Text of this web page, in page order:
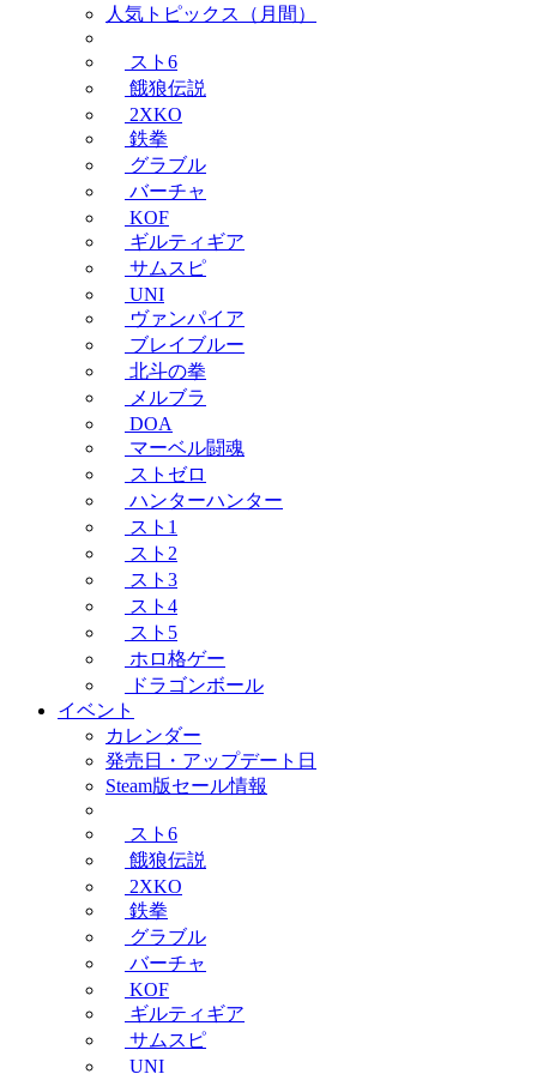
人気トピックス（月間）
スト6
餓狼伝説
2XKO
鉄拳
グラブル
バーチャ
KOF
ギルティギア
サムスピ
UNI
ヴァンパイア
ブレイブルー
北斗の拳
メルブラ
DOA
マーベル闘魂
ストゼロ
ハンターハンター
スト1
スト2
スト3
スト4
スト5
ホロ格ゲー
ドラゴンボール
イベント
カレンダー
発売日・アップデート日
Steam版セール情報
スト6
餓狼伝説
2XKO
鉄拳
グラブル
バーチャ
KOF
ギルティギア
サムスピ
UNI